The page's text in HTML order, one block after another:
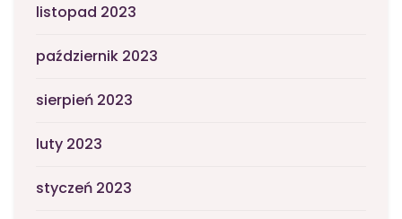
listopad 2023
październik 2023
sierpień 2023
luty 2023
styczeń 2023